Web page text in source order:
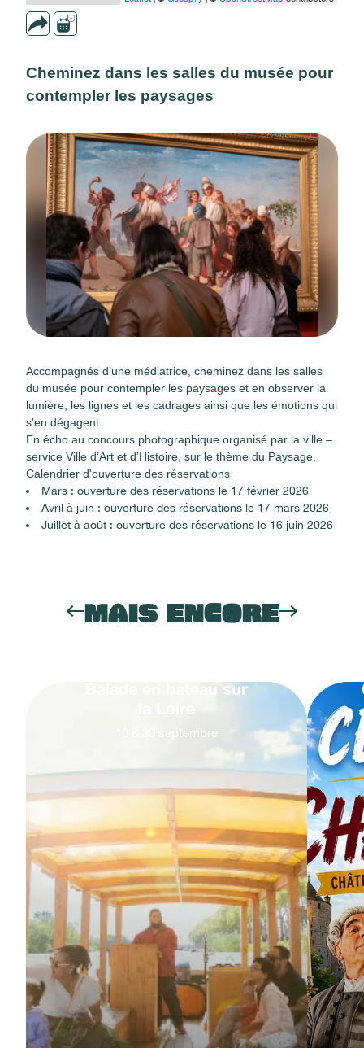
Cheminez dans les salles du musée pour
contempler les paysages
Accompagnés d’une médiatrice, cheminez dans les salles
du musée pour contempler les paysages et en observer la
lumière, les lignes et les cadrages ainsi que les émotions qui
s’en dégagent.
En écho au concours photographique organisé par la ville –
service Ville d’Art et d’Histoire, sur le thème du Paysage.
Calendrier d'ouverture des réservations
Mars : ouverture des réservations le 17 février 2026
Avril à juin : ouverture des réservations le 17 mars 2026
Juillet à août : ouverture des réservations le 16 juin 2026
MAIS ENCORE
Balade en bateau sur
septembre